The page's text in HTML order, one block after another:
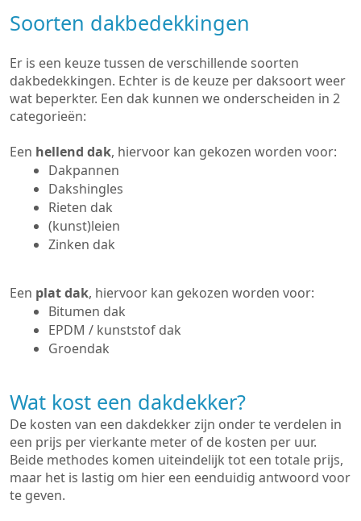
Soorten dakbedekkingen
Er is een keuze tussen de verschillende soorten
dakbedekkingen. Echter is de keuze per daksoort weer
wat beperkter. Een dak kunnen we onderscheiden in 2
categorieën:
Een hellend dak, hiervoor kan gekozen worden voor:
Dakpannen
Dakshingles
Rieten dak
(kunst)leien
Zinken dak
Een plat dak, hiervoor kan gekozen worden voor:
Bitumen dak
EPDM / kunststof dak
Groendak
Wat kost een dakdekker?
De kosten van een dakdekker zijn onder te verdelen in
een prijs per vierkante meter of de kosten per uur.
Beide methodes komen uiteindelijk tot een totale prijs,
maar het is lastig om hier een eenduidig antwoord voor
te geven.